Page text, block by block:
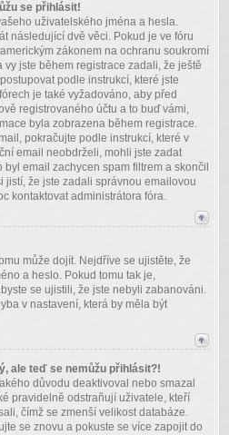
se přihlásit!
uživatelského jména a hesla.
následující dvě věci. Pokud je ve fóru
zákonem na ochranu soukromí
vy jste během registrace zadali, že ještě
podle instrukcí, které jste
je také vyžadováno, aby před
registrovaného účtu a to buď vámi,
byla zobrazena během registrace.
pokračujte podle instrukcí, které v
email neobdrželi, mohli jste zadat
email zachycen spam filtrem a skončil
jistí, že jste zadali správnou emailovou
kontaktovat administrátora fóra.
může dojít. Nejdříve se ujistěte, že
a heslo. Pokud tomu tak je,
se ujistili, že jste nebyli zabanováni.
v nastavení, která by měla být
ale teď se nemůžu přihlásit?!
důvodu deaktivoval nebo smazal
pravidelně odstraňují uživatele, kteří
čímž se zmenší velikost databáze.
se znovu a pokuste se více zapojit do